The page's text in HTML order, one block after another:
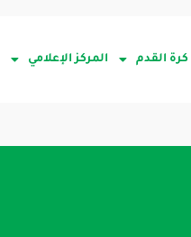
كرة القدم المركز الإعلامي